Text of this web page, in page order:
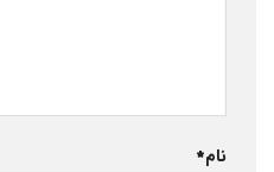
نام*